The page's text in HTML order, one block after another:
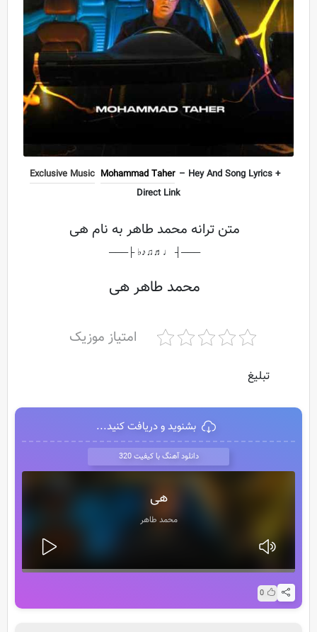
Exclusive Music Mohammad Taher – Hey And Song Lyrics +
Direct Link
متن ترانه محمد طاهر به نام هی
───┤ ♩♬♫♪♭ ├───
محمد طاهر هی
امتیاز موزیک
تبلیغ
بشنوید و دریافت کنید...
دانلود آهنگ با کیفیت 320
هی
محمد طاهر
0